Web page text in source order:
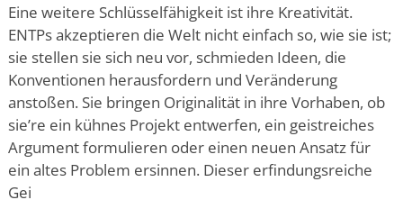
Eine weitere Schlüsselfähigkeit ist ihre Kreativität.
ENTPs akzeptieren die Welt nicht einfach so, wie sie ist;
sie stellen sie sich neu vor, schmieden Ideen, die
Konventionen herausfordern und Veränderung
anstoßen. Sie bringen Originalität in ihre Vorhaben, ob
sie’re ein kühnes Projekt entwerfen, ein geistreiches
Argument formulieren oder einen neuen Ansatz für
ein altes Problem ersinnen. Dieser erfindungsreiche
Gei